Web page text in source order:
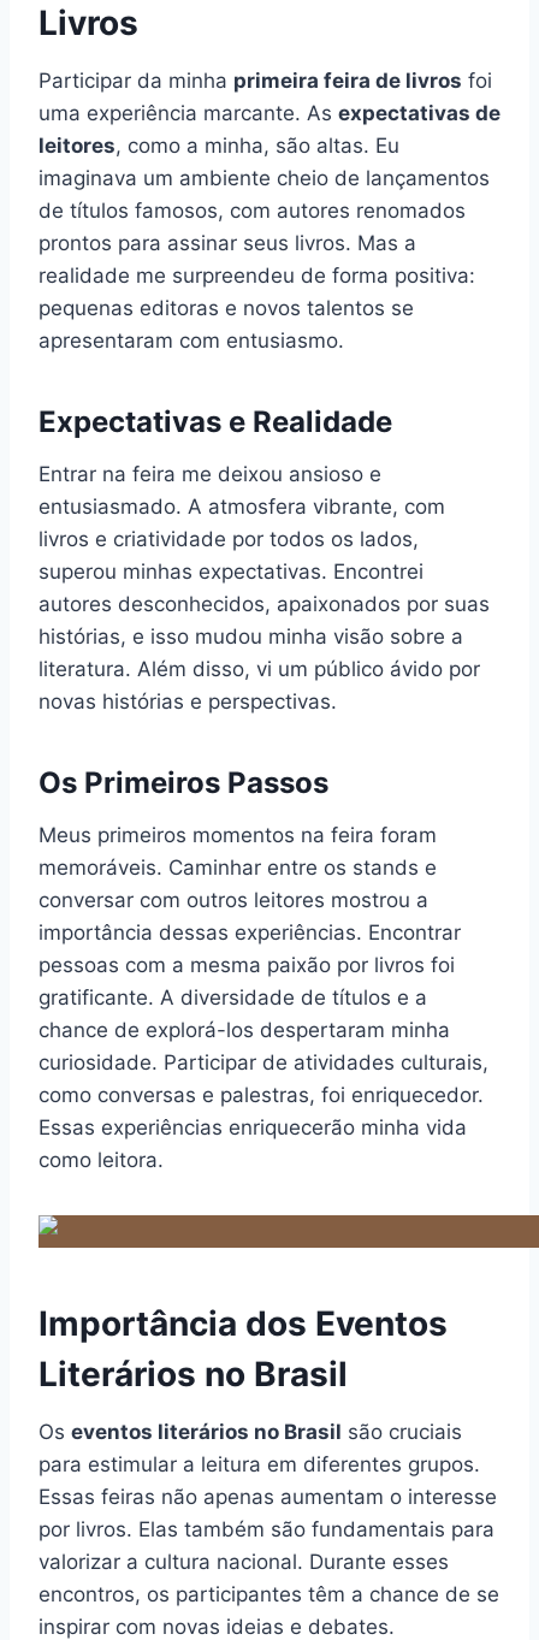
Livros
Participar da minha primeira feira de livros foi
uma experiência marcante. As expectativas de
leitores, como a minha, são altas. Eu
imaginava um ambiente cheio de lançamentos
de títulos famosos, com autores renomados
prontos para assinar seus livros. Mas a
realidade me surpreendeu de forma positiva:
pequenas editoras e novos talentos se
apresentaram com entusiasmo.
Expectativas e Realidade
Entrar na feira me deixou ansioso e
entusiasmado. A atmosfera vibrante, com
livros e criatividade por todos os lados,
superou minhas expectativas. Encontrei
autores desconhecidos, apaixonados por suas
histórias, e isso mudou minha visão sobre a
literatura. Além disso, vi um público ávido por
novas histórias e perspectivas.
Os Primeiros Passos
Meus primeiros momentos na feira foram
memoráveis. Caminhar entre os stands e
conversar com outros leitores mostrou a
importância dessas experiências. Encontrar
pessoas com a mesma paixão por livros foi
gratificante. A diversidade de títulos e a
chance de explorá-los despertaram minha
curiosidade. Participar de atividades culturais,
como conversas e palestras, foi enriquecedor.
Essas experiências enriquecerão minha vida
como leitora.
Importância dos Eventos
Literários no Brasil
Os eventos literários no Brasil são cruciais
para estimular a leitura em diferentes grupos.
Essas feiras não apenas aumentam o interesse
por livros. Elas também são fundamentais para
valorizar a cultura nacional. Durante esses
encontros, os participantes têm a chance de se
inspirar com novas ideias e debates.